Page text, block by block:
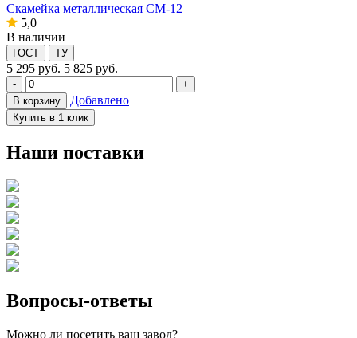
Скамейка металлическая СМ-12
5,0
В наличии
ГОСТ ТУ
5 295 руб. 5 825 руб.
-
+
В корзину
Добавлено
Купить в 1 клик
Наши поставки
Вопросы-ответы
Можно ли посетить ваш завод?